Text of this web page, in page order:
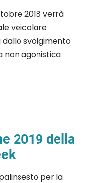
2018 verrà
veicolare
dallo svolgimento
non agonistica
2019 della
per la